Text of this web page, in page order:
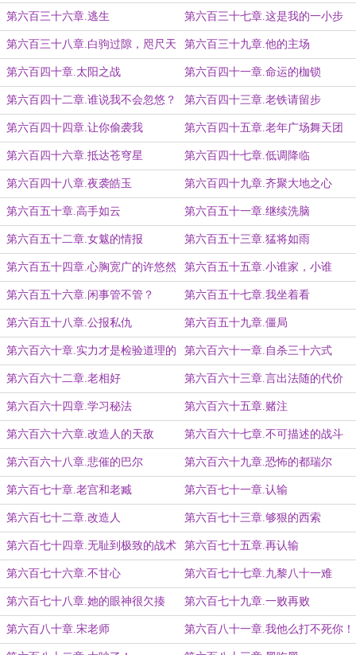
第六百三十六章.逃生 第六百三十七章.这是我的一小步
第六百三十八章.白驹过隙，咫尺天
涯
第六百三十九章.他的主场
第六百四十章.太阳之战 第六百四十一章.命运的枷锁
第六百四十二章.谁说我不会忽悠？ 第六百四十三章.老铁请留步
第六百四十四章.让你偷袭我 第六百四十五章.老年广场舞天团
第六百四十六章.抵达苍穹星 第六百四十七章.低调降临
第六百四十八章.夜袭皓玉 第六百四十九章.齐聚大地之心
第六百五十章.高手如云 第六百五十一章.继续洗脑
第六百五十二章.女魃的情报 第六百五十三章.猛将如雨
第六百五十四章.心胸宽广的许悠然 第六百五十五章.小谁家，小谁
第六百五十六章.闲事管不管？ 第六百五十七章.我坐着看
第六百五十八章.公报私仇 第六百五十九章.僵局
第六百六十章.实力才是检验道理的
唯一标准
第六百六十一章.自杀三十六式
第六百六十二章.老相好 第六百六十三章.言出法随的代价
第六百六十四章.学习秘法 第六百六十五章.赌注
第六百六十六章.改造人的天敌 第六百六十七章.不可描述的战斗
第六百六十八章.悲催的巴尔 第六百六十九章.恐怖的都瑞尔
第六百七十章.老宫和老臧 第六百七十一章.认输
第六百七十二章.改造人 第六百七十三章.够狠的西索
第六百七十四章.无耻到极致的战术 第六百七十五章.再认输
第六百七十六章.不甘心 第六百七十七章.九黎八十一难
第六百七十八章.她的眼神很欠揍 第六百七十九章.一败再败
第六百八十章.宋老师 第六百八十一章.我他么打不死你！